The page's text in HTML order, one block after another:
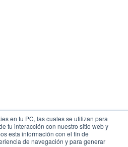
en tu PC, las cuales se utilizan para
tu interacción con nuestro sitio web y
esta información con el fin de
de navegación y para generar